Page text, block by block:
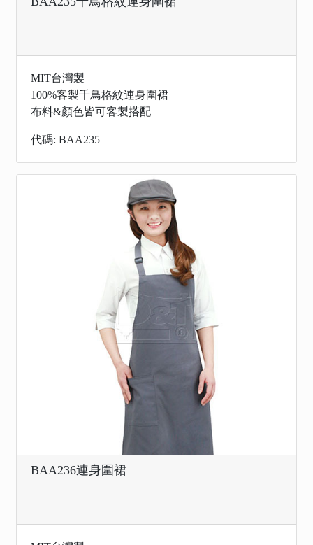
MIT台灣製
100%客製千鳥格紋連身圍裙
布料&顏色皆可客製搭配
代碼: BAA235
BAA236連身圍裙